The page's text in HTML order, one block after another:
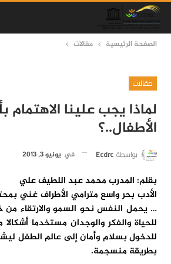
الصفحة الرئيسية مقالات
مقالات
لماذا يجب علينا الاهتمام
الأطفال..؟
بواسطة Ecdrc في يونيو 3, 2013
بقلم: المدرب محمد عبد اللطيف علي
الأدب بحر واسع مترامي الأطراف غني
… يحمل النفس نحو السمو والارتقاء من
للحياة والفكر والوجدان مستخدما
للدخول بسلام وأمان إلى عالم الطفل
بطريقة منسجمة.